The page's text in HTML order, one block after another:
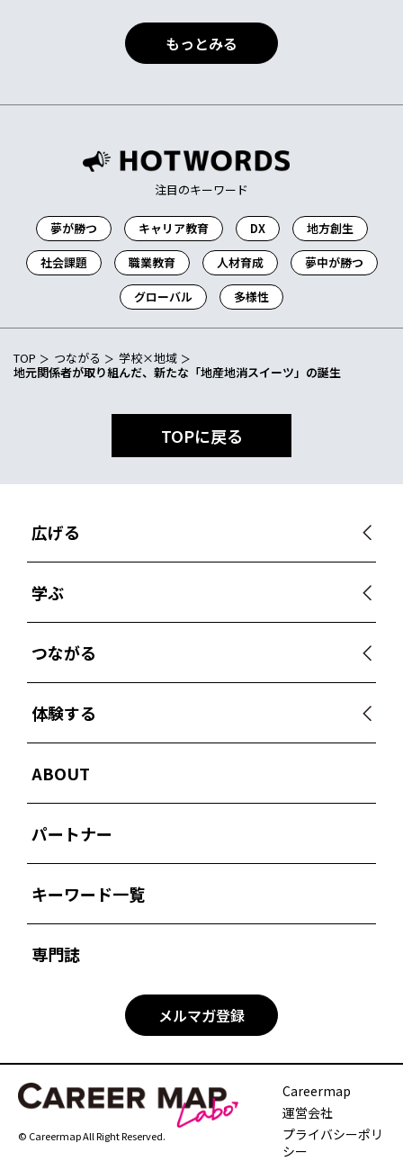
儀間 智 学校法人 智帆学園 琉球リハビリテ
ーション学院 理事長
もっとみる
注目のキーワード
夢が勝つ キャリア教育 DX
地方創生
社会課題
職業教育 人材育成
夢中が勝つ
グローバル
多様性
TOP つながる
学校×地域
地元関係者が取り組んだ、新たな「地産地消スイーツ」の誕生
TOPに戻る
広げる
学ぶ
つながる
体験する
ABOUT
パートナー
キーワード一覧
専門誌
メルマガ登録
© Careermap All Right Reserved.
Careermap
運営会社
プライバシーポリ
シー